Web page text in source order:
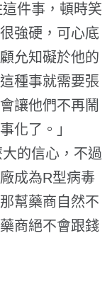
件事，頓時笑
強硬，可心底
允知礙於他的
種事就需要張
讓他們不再鬧
化了。」
的信心，不過
成為R型病毒
幫藥商自然不
商絕不會跟錢